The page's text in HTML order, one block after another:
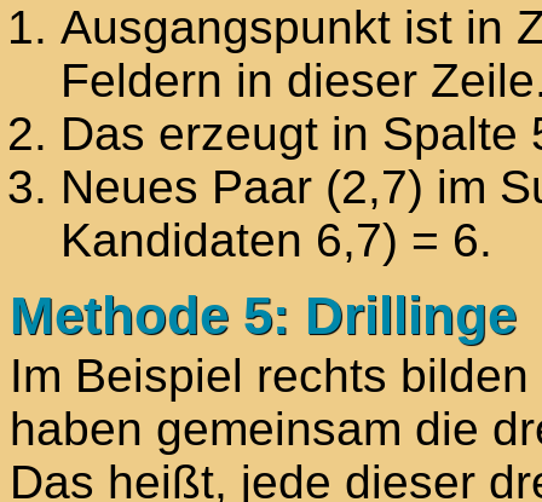
Ausgangspunkt ist in
Feldern in dieser
Das erzeugt in Spalte
Neues Paar (2,7) im
Kandidaten 6,7) = 6.
Methode 5: Drillinge
Im Beispiel rechts
haben gemeinsam die
Das heißt, jede dieser